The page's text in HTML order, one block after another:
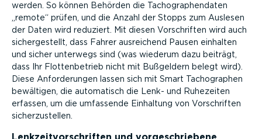
werden. So können Behörden die Tacho­gra­phen­daten
„remote“ prüfen, und die Anzahl der Stopps zum Auslesen
der Daten wird reduziert. Mit diesen Vorschriften wird auch
sicher­ge­stellt, dass Fahrer ausreichend Pausen einhalten
und sicher unterwegs sind (was wiederum dazu beiträgt,
dass Ihr Flotten­be­trieb nicht mit Bußgeldern belegt wird).
Diese Anfor­de­rungen lassen sich mit Smart Tacho­graphen
bewältigen, die automatisch die Lenk- und Ruhezeiten
erfassen, um die umfassende Einhaltung von Vorschriften
sicher­zu­stellen.